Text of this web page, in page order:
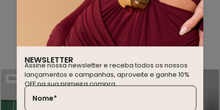
você também deve gostar
BRASIL EDITION 20% OFF WINTER SALE 30% OFF
NEWSLETTER
Assine nossa newsletter e receba todos os nossos
lançamentos e campanhas, aproveite e ganhe 10%
OFF na sua primeira compra.
Nome*